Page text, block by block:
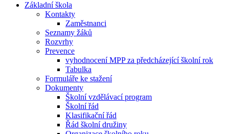
Základní škola
Kontakty
Zaměstnanci
Seznamy žáků
Rozvrhy
Prevence
vyhodnocení MPP za předcházející školní rok
Tabulka
Formuláře ke stažení
Dokumenty
Školní vzdělávací program
Školní řád
Klasifikační řád
Řád školní družiny